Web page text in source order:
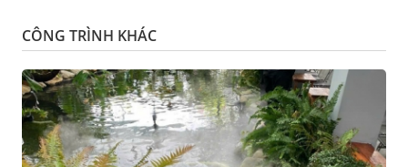
CÔNG TRÌNH KHÁC